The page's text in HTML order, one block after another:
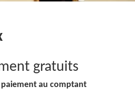
gratuits
au comptant